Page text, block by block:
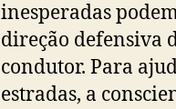
inesperadas
direção defensiva
condutor. Para
estradas, a